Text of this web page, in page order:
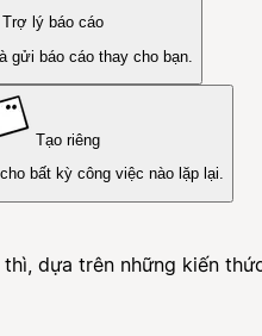
Trợ lý báo cáo
gửi báo cáo thay cho bạn.
Tạo riêng
bất kỳ công việc nào lặp lại.
dựa trên những kiến